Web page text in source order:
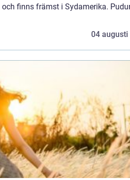
finns främst i Sydamerika.
04 augusti